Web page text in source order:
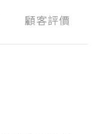
顧客評價